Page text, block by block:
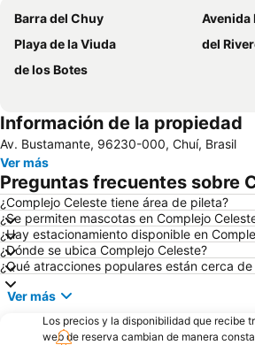
Barra del Chuy
Avenida
Playa de la Viuda
del
de los Botes
Información de la propiedad
Av. Bustamante, 96230-000, Chuí, Brasil
Ver más
Preguntas frecuentes sobre
¿Complejo Celeste tiene área de pileta?
¿Se permiten mascotas en Complejo
¿Hay estacionamiento disponible en
¿Dónde se ubica Complejo Celeste?
¿Qué atracciones populares están cerca
Ver más
Los precios y la disponibilidad que recibe
web de reserva cambian de manera